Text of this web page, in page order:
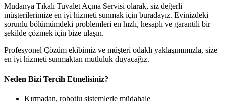
Mudanya Tıkalı Tuvalet Açma Servisi olarak, siz değerli
müşterilerimize en iyi hizmeti sunmak için buradayız. Evinizdeki
sorunlu bölümümdeki problemleri en hızlı, hesaplı ve garantili bir
şekilde çözmek için bize ulaşın.
Profesyonel Çözüm ekibimiz ve müşteri odaklı yaklaşımımızla, size
en iyi hizmeti sunmaktan mutluluk duyacağız.
Neden Bizi Tercih Etmelisiniz?
Kırmadan, robotlu sistemlerle müdahale